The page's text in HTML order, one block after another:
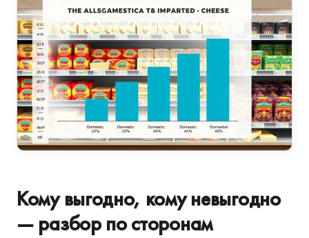
Кому выгодно, кому невыгодно
— разбор по сторонам